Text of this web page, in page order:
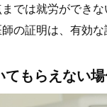
では就労ができ
の証明は、有効
てもらえない